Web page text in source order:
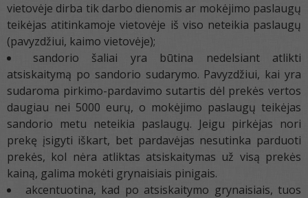
vietovėje dirba tik darbo dienomis ar mokėjimo paslaugų
teikėjas atitinkamoje vietovėje iš viso neteikia paslaugų
(pavyzdžiui, kaimo vietovėje);
sandorio šaliai yra būtina nedelsiant atlikti
atsiskaitymą po sandorio sudarymo. Pavyzdžiui, kai yra
sudaroma pirkimo-pardavimo sutartis dėl prekės vertos
daugiau nei 5000 eurų, o mokėjimo paslaugų teikėjas
sandorio metu neteikia paslaugų. Jeigu pirkėjas nori
prekę įsigyti iškart, bet pardavėjas nesutinka parduoti
prekės, kol nėra atliktas atsiskaitymas už visą prekės
kainą, galima mokėti grynaisiais pinigais.
akcentuotina, kad po atsiskaitymo grynaisiais, tuos